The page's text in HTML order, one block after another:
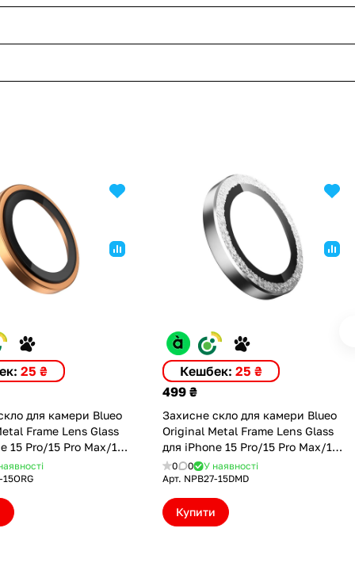
25 ₴
для камери Blueo
Frame Lens Glass
15 Pro/15 Pro Max/16
Orange (NPB27-
Кешбек: 25 ₴
499 ₴
Захисне скло для камери Blueo
Original Metal Frame Lens Glass
для iPhone 15 Pro/15 Pro Max/16
Pro/16 Pro Max Glitter Diamond
(NPB27-15DMD)
0 0
У наявності
Арт. NPB27-15DMD
Купити